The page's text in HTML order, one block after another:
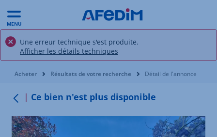
MENU
Une erreur technique s'est produite.
Afficher les détails techniques
Vous êtes ici:
Acheter Résultats de votre recherche Détail de l'annonce
Ce bien n'est plus disponible